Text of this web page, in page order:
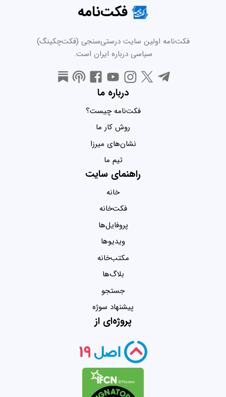
فکت‌نامه
فکت‌نامه اولین سایت درستی‌سنجی (فکت‌چکینگ)
سیاسی درباره ایران است.
درباره ما
فکت‌نامه چیست؟
روش کار ما
نشان‌های میرزا
تیم ما
راهنمای سایت
خانه
فکت‌خانه
پروفایل‌ها
ویدیو‌ها
مکتب‌خانه
بلاگ‌ها
جستجو
پیشنهاد سوژه
پروژه‌ای از